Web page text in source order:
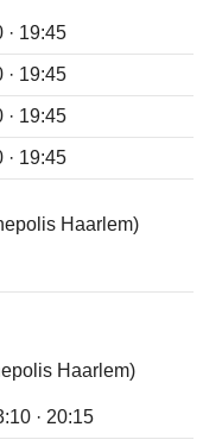
· 19:45
· 19:45
· 19:45
· 19:45
Haarlem)
Haarlem)
· 20:15